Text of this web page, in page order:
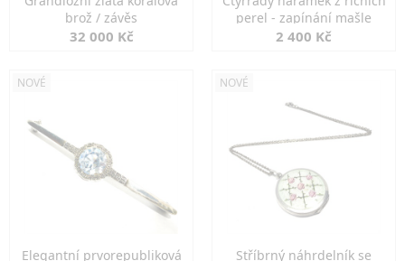
brož / závěs
32 000 Kč
perel - zapínání mašle
2 400 Kč
NOVÉ
Elegantní prvorepubliková
NOVÉ
Stříbrný náhrdelník se